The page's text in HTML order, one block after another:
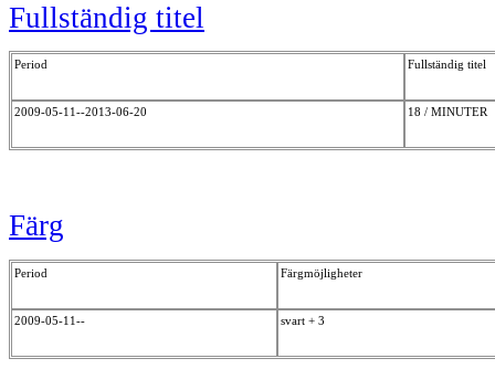
Fullständig titel
Period Fullständig titel
2009-05-11--2013-06-20 18 / MINUTER
Färg
Period Färgmöjligheter
2009-05-11-- svart + 3